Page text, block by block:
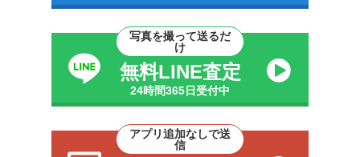
写真を撮って送るだ
け
無料LINE査定
24時間365日受付中
アプリ追加なしで送
信